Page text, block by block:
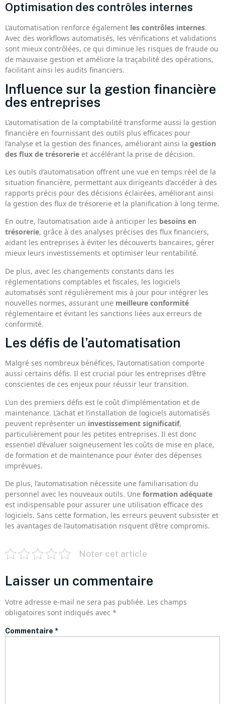
Optimisation des contrôles internes
L’automatisation renforce également les contrôles internes.
Avec des workflows automatisés, les vérifications et validations
sont mieux contrôlées, ce qui diminue les risques de fraude ou
de mauvaise gestion et améliore la traçabilité des opérations,
facilitant ainsi les audits financiers.
Influence sur la gestion financière
des entreprises
L’automatisation de la comptabilité transforme aussi la gestion
financière en fournissant des outils plus efficaces pour
l’analyse et la gestion des finances, améliorant ainsi la gestion
des flux de trésorerie et accélérant la prise de décision.
Les outils d’automatisation offrent une vue en temps réel de la
situation financière, permettant aux dirigeants d’accéder à des
rapports précis pour des décisions éclairées, améliorant ainsi
la gestion des flux de trésorerie et la planification à long terme.
En outre, l’automatisation aide à anticiper les besoins en
trésorerie, grâce à des analyses précises des flux financiers,
aidant les entreprises à éviter les découverts bancaires, gérer
mieux leurs investissements et optimiser leur rentabilité.
De plus, avec les changements constants dans les
réglementations comptables et fiscales, les logiciels
automatisés sont régulièrement mis à jour pour intégrer les
nouvelles normes, assurant une meilleure conformité
réglementaire et évitant les sanctions liées aux erreurs de
conformité.
Les défis de l’automatisation
Malgré ses nombreux bénéfices, l’automatisation comporte
aussi certains défis. Il est crucial pour les entreprises d’être
conscientes de ces enjeux pour réussir leur transition.
L’un des premiers défis est le coût d’implémentation et de
maintenance. L’achat et l’installation de logiciels automatisés
peuvent représenter un investissement significatif,
particulièrement pour les petites entreprises. Il est donc
essentiel d’évaluer soigneusement les coûts de mise en place,
de formation et de maintenance pour éviter des dépenses
imprévues.
De plus, l’automatisation nécessite une familiarisation du
personnel avec les nouveaux outils. Une formation adéquate
est indispensable pour assurer une utilisation efficace des
logiciels. Sans cette formation, les erreurs peuvent subsister et
les avantages de l’automatisation risquent d’être compromis.
Noter cet article
Laisser un commentaire
Votre adresse e-mail ne sera pas publiée. Les champs
obligatoires sont indiqués avec *
Commentaire *